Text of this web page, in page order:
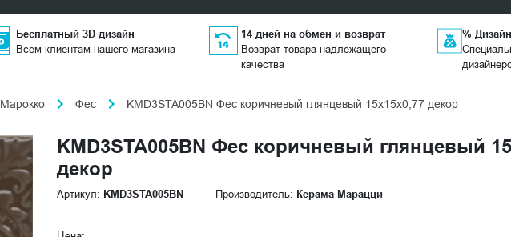
Бесплатный 3D дизайн
Всем клиентам нашего магазина
14 дней на обмен и возврат
Возврат товара надлежащего
качества
%
Марокко Фес KMD3STA005BN Фес коричневый глянцевый 15x15x0,77 декор
KMD3STA005BN Фес коричневый глянцевый
декор
Артикул: KMD3STA005BN Производитель: Керама Марацци